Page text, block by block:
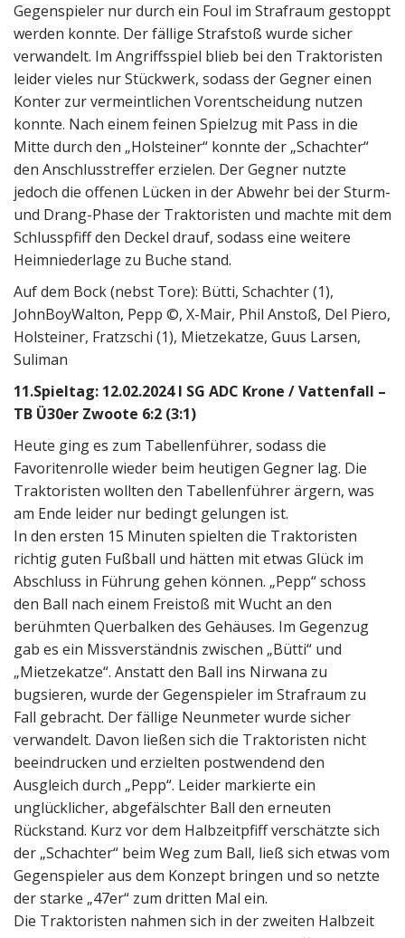
Gegenspieler nur durch ein Foul im Strafraum gestoppt
werden konnte. Der fällige Strafstoß wurde sicher
verwandelt. Im Angriffsspiel blieb bei den Traktoristen
leider vieles nur Stückwerk, sodass der Gegner einen
Konter zur vermeintlichen Vorentscheidung nutzen
konnte. Nach einem feinen Spielzug mit Pass in die
Mitte durch den „Holsteiner“ konnte der „Schachter“
den Anschlusstreffer erzielen. Der Gegner nutzte
jedoch die offenen Lücken in der Abwehr bei der Sturm-
und Drang-Phase der Traktoristen und machte mit dem
Schlusspfiff den Deckel drauf, sodass eine weitere
Heimniederlage zu Buche stand.
Auf dem Bock (nebst Tore): Bütti, Schachter (1),
JohnBoyWalton, Pepp ©, X-Mair, Phil Anstoß, Del Piero,
Holsteiner, Fratzschi (1), Mietzekatze, Guus Larsen,
Suliman
11.Spieltag: 12.02.2024 I SG ADC Krone / Vattenfall –
TB Ü30er Zwoote 6:2 (3:1)
Heute ging es zum Tabellenführer, sodass die
Favoritenrolle wieder beim heutigen Gegner lag. Die
Traktoristen wollten den Tabellenführer ärgern, was
am Ende leider nur bedingt gelungen ist.
In den ersten 15 Minuten spielten die Traktoristen
richtig guten Fußball und hätten mit etwas Glück im
Abschluss in Führung gehen können. „Pepp“ schoss
den Ball nach einem Freistoß mit Wucht an den
berühmten Querbalken des Gehäuses. Im Gegenzug
gab es ein Missverständnis zwischen „Bütti“ und
„Mietzekatze“. Anstatt den Ball ins Nirwana zu
bugsieren, wurde der Gegenspieler im Strafraum zu
Fall gebracht. Der fällige Neunmeter wurde sicher
verwandelt. Davon ließen sich die Traktoristen nicht
beeindrucken und erzielten postwendend den
Ausgleich durch „Pepp“. Leider markierte ein
unglücklicher, abgefälschter Ball den erneuten
Rückstand. Kurz vor dem Halbzeitpfiff verschätzte sich
der „Schachter“ beim Weg zum Ball, ließ sich etwas vom
Gegenspieler aus dem Konzept bringen und so netzte
der starke „47er“ zum dritten Mal ein.
Die Traktoristen nahmen sich in der zweiten Halbzeit